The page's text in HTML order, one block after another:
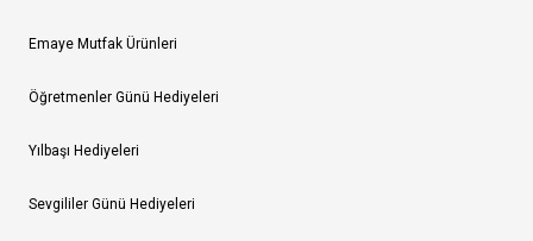
Emaye Mutfak Ürünleri
Öğretmenler Günü Hediyeleri
Yılbaşı Hediyeleri
Sevgililer Günü Hediyeleri